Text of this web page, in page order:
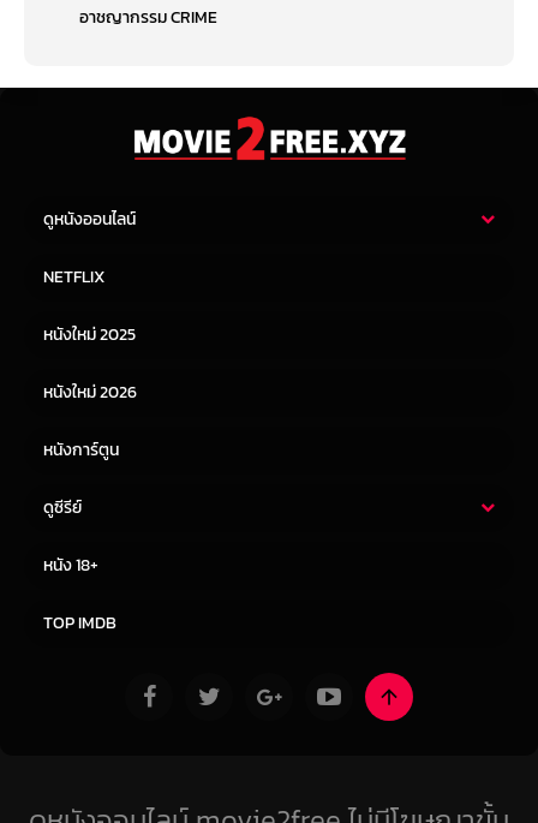
อาชญากรรม CRIME
ดูหนังออนไลน์
หนังจีน
NETFLIX
หนังใหม่ 2025
หนังใหม่ 2026
หนังการ์ตูน
ดูซีรีย์
หนัง 18+
TOP IMDB